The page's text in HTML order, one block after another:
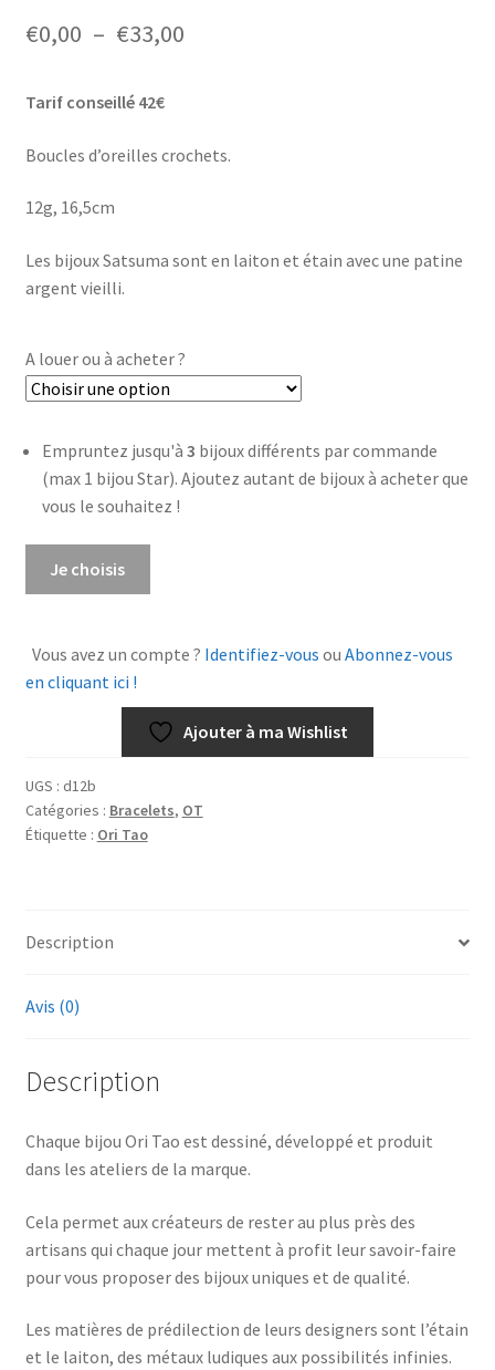
€0,00 – €33,00Plage
€0,00
Tarif conseillé 42€
Boucles d’oreilles crochets.
12g, 16,5cm
Les bijoux Satsuma sont en laiton et étain avec une patine
argent vieilli.
A louer ou à acheter ?
Empruntez jusqu'à 3 bijoux différents par commande
(max 1 bijou Star). Ajoutez autant de bijoux à acheter que
vous le souhaitez !
Je choisis
Vous avez un compte ? Identifiez-vous ou Abonnez-vous
en cliquant ici !
Ajouter à ma Wishlist
UGS : d12b
Catégories : Bracelets, OT
Étiquette : Ori Tao
Description
Avis (0)
Description
Chaque bijou Ori Tao est dessiné, développé et produit
dans les ateliers de la marque.
Cela permet aux créateurs de rester au plus près des
artisans qui chaque jour mettent à profit leur savoir-faire
pour vous proposer des bijoux uniques et de qualité.
Les matières de prédilection de leurs designers sont l’étain
et le laiton, des métaux ludiques aux possibilités infinies.